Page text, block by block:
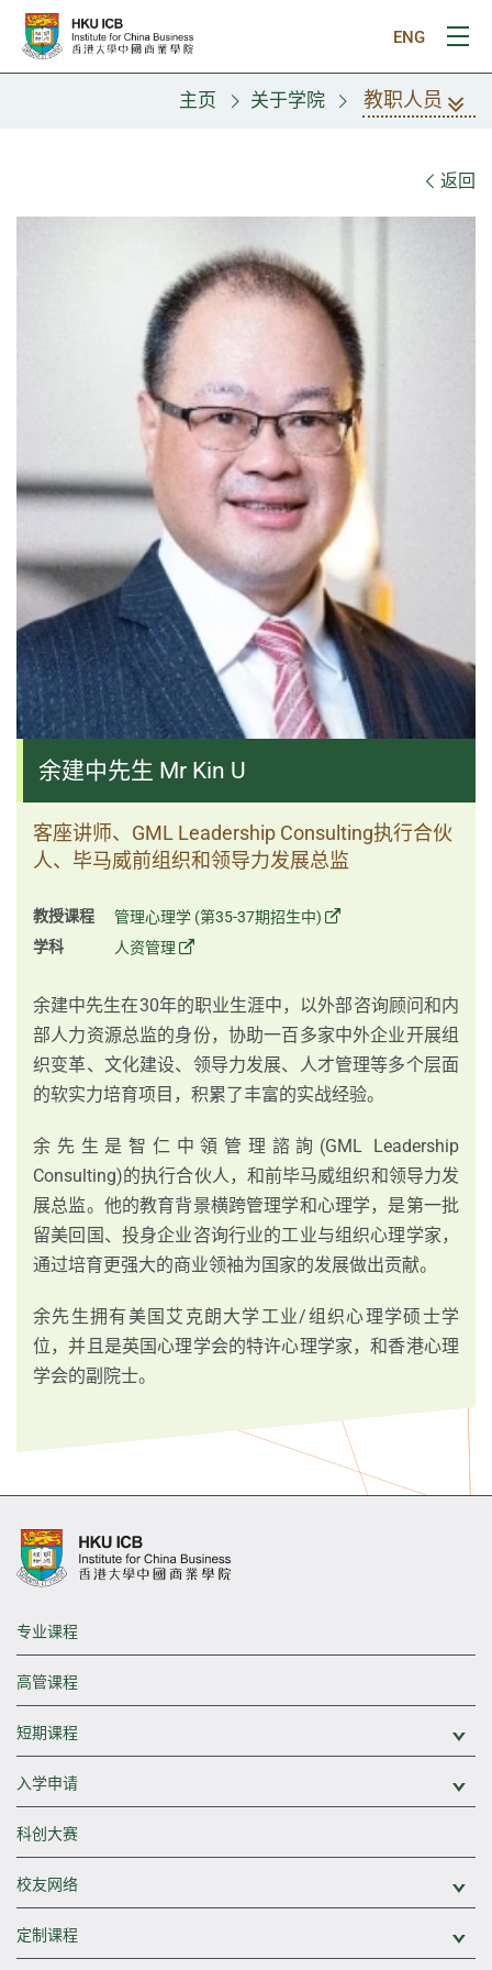
跳往主要内容
ENG
打
主页 关于学院 教职人员
返回
余建中先生 Mr Kin U
客座讲师、GML Leadership Consulting执行合伙
人、毕马威前组织和领导力发展总监
教授课程
管理心理学 (第35-37期招生中)
学科
人资管理
余建中先生在30年的职业生涯中，以外部咨询顾问和内
部人力资源总监的身份，协助一百多家中外企业开展组
织变革、文化建设、领导力发展、人才管理等多个层面
的软实力培育项目，积累了丰富的实战经验。
余先生是智仁中領管理諮詢(GML Leadership
Consulting)的执行合伙人，和前毕马威组织和领导力发
展总监。他的教育背景横跨管理学和心理学，是第一批
留美回国、投身企业咨询行业的工业与组织心理学家，
通过培育更强大的商业领袖为国家的发展做出贡献。
余先生拥有美国艾克朗大学工业/组织心理学硕士学
位，并且是英国心理学会的特许心理学家，和香港心理
学会的副院士。
专业课程
高管课程
短期课程
入学申请
科创大赛
校友网络
定制课程